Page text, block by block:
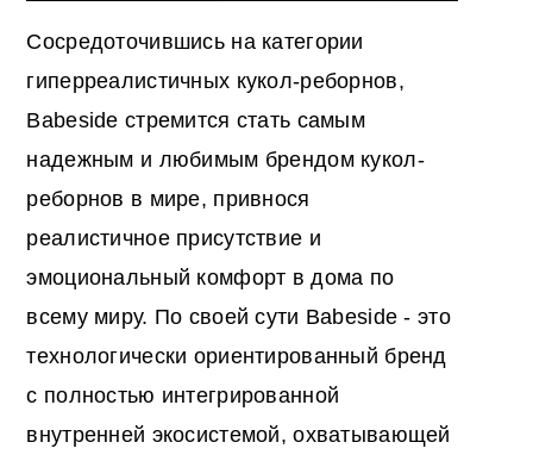
Сосредоточившись на категории
гиперреалистичных кукол-реборнов,
Babeside стремится стать самым
надежным и любимым брендом кукол-
реборнов в мире, привнося
реалистичное присутствие и
эмоциональный комфорт в дома по
всему миру. По своей сути Babeside - это
технологически ориентированный бренд
с полностью интегрированной
внутренней экосистемой, охватывающей